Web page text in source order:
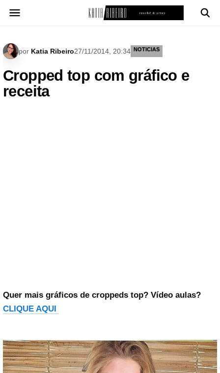
para
por Katia Ribeiro27/11/2014, 20:34 NOTICIAS
Cropped top com gráfico e
receita
Quer mais gráficos de croppeds top? Vídeo aulas?
CLIQUE AQUI